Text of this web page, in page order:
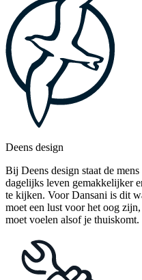
Deens design
Bij Deens design staat de
dagelijks leven gemakkelijker
te kijken. Voor Dansani is dit
moet een lust voor het oog
moet voelen alsof je thuiskomt.